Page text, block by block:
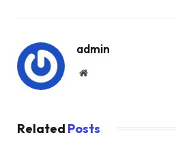
admin
Website
Related Posts